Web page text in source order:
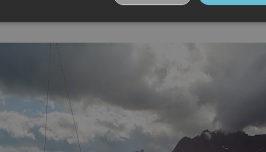
Strengt nødvendig Ytelse Målretting
riktig uten strengt nødvendige informasjonskapsler.
Cloudflare Inc.
.vimeo.com
30
minutter
Denne informasjonskapselen brukes til å skille mellom mennesker
og roboter. Dette er gunstig for nettstedet for å kunne lage gyldige
CookieScript
.visitlofoten.com
6 måneder
Denne informasjonskapselen brukes av Cookie-Script.com-
tjenesten for å huske innstillingene for besøkendes
informasjonskapsel. Det er nødvendig at Cookie-Script.com cookie-